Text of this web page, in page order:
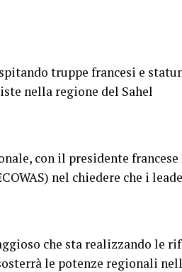
truppe francesi e
nella regione del Sahel
con il presidente francese
nel chiedere che i
che sta realizzando le
le potenze regionali